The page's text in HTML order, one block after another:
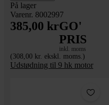
På lager
Varenr. 8002997
385,00 krGO'
PRIS
inkl. moms
(308,00 kr. ekskl. moms.)
Udstødning til 9 hk motor